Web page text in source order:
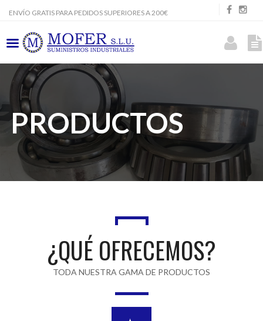
ENVÍO GRATIS PARA PEDIDOS SUPERIORES A 200€
PRODUCTOS
¿QUÉ OFRECEMOS?
TODA NUESTRA GAMA DE PRODUCTOS